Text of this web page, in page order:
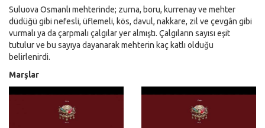
Suluova Osmanlı mehterinde; zurna, boru, kurrenay ve mehter
düdüğü gibi nefesli, üflemeli, kös, davul, nakkare, zil ve çevgân gibi
vurmalı ya da çarpmalı çalgılar yer almıştı. Çalgıların sayısı eşit
tutulur ve bu sayıya dayanarak mehterin kaç katlı olduğu
belirlenirdi.
Marşlar